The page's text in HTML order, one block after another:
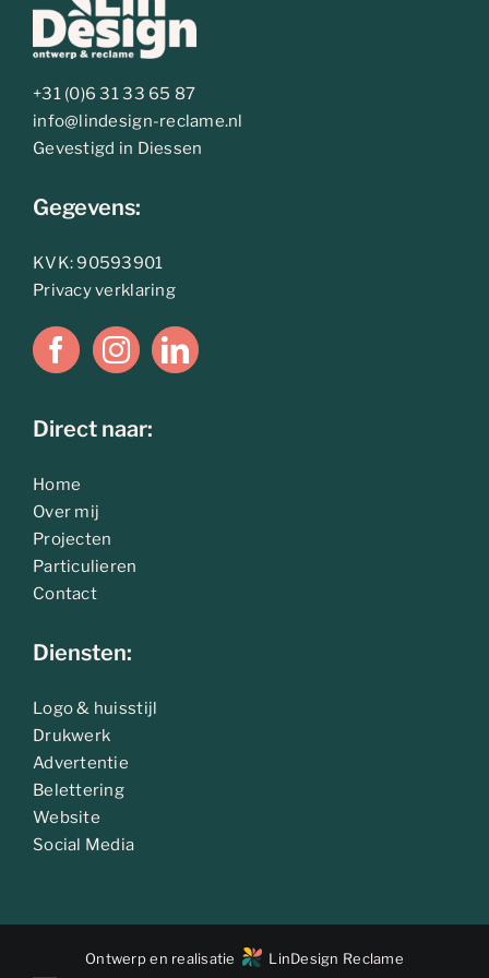
+31 (0)6 31 33 65 87
info@lindesign-reclame.nl
Gevestigd in Diessen
Gegevens:
KVK: 90593901
Privacy verklaring
Direct naar:
Home
Over mij
Projecten
Particulieren
Contact
Diensten:
Logo & huisstijl
Drukwerk
Advertentie
Belettering
Website
Social Media
Ontwerp en realisatie LinDesign Reclame